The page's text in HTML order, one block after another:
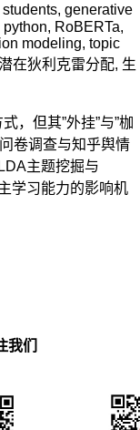
, generative
python, RoBERTa,
modeling, topic
在狄利克雷分配, 生
，但其”外挂”与”枷
卷调查与知乎舆情
主题挖掘与
学习能力的影响机
我们